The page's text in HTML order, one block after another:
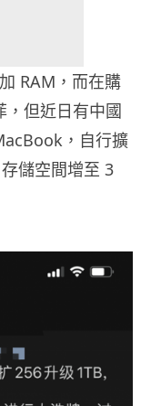
RAM，而在購
，但近日有中國
，自行擴
儲空間增至 3